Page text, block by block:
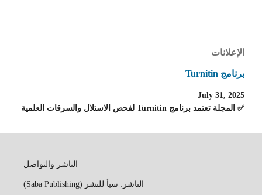
الإعلانات
برنامج Turnitin
July 31, 2025
✅ المجلة تعتمد برنامج Turnitin لفحص الاستلال والسرقات العلمية
الناشر والتواصل
الناشر: سبأ للنشر (Saba Publishing)